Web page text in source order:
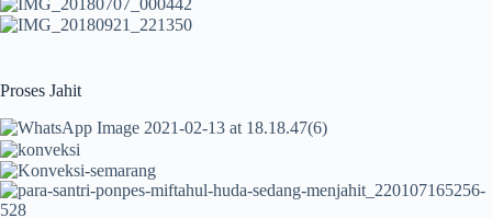
Proses Jahit